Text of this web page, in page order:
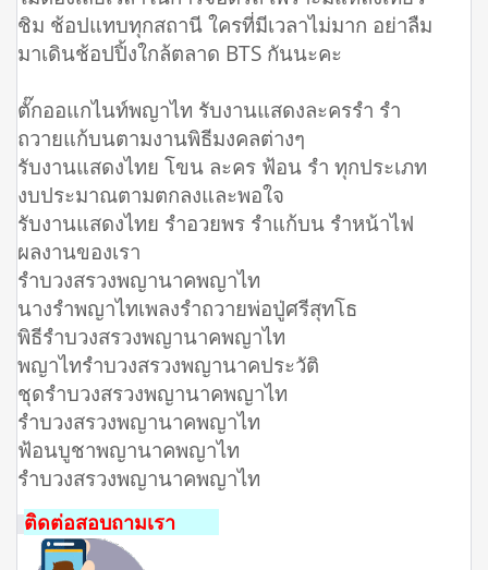
ชิม ช้อปแทบทุกสถานี ใครที่มีเวลาไม่มาก อย่าลืม
มาเดินช้อปปิ้งใกล้ตลาด BTS กันนะคะ
ตั๊กออแกไนท์พญาไท รับงานแสดงละครรำ รำ
ถวายแก้บนตามงานพิธีมงคลต่างๆ
รับงานแสดงไทย โขน ละคร ฟ้อน รำ ทุกประเภท
งบประมาณตามตกลงและพอใจ
รับงานแสดงไทย รำอวยพร รำแก้บน รำหน้าไฟ
ผลงานของเรา
รำบวงสรวงพญานาคพญาไท
นางรำพญาไทเพลงรําถวายพ่อปู่ศรีสุทโธ
พิธีรำบวงสรวงพญานาคพญาไท
พญาไทรําบวงสรวงพญานาคประวัติ
ชุดรําบวงสรวงพญานาคพญาไท
รําบวงสรวงพญานาคพญาไท
ฟ้อนบูชาพญานาคพญาไท
รําบวงสรวงพญานาคพญาไท
ติดต่อสอบถามเรา